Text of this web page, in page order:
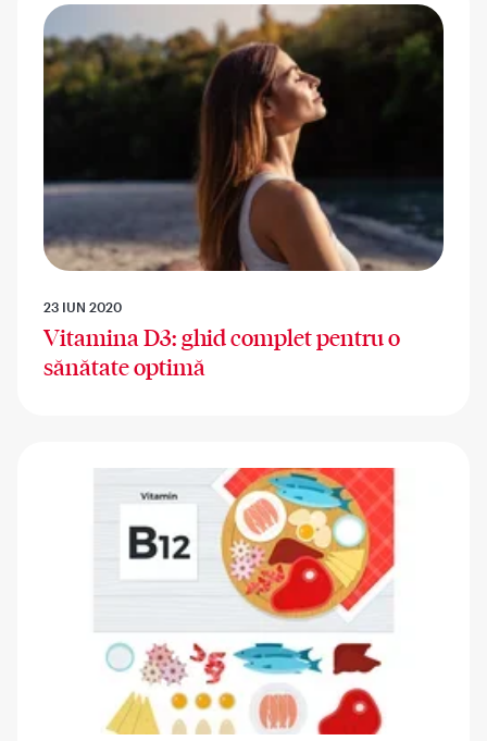
23 IUN 2020
Vitamina D3: ghid complet pentru o
sănătate optimă